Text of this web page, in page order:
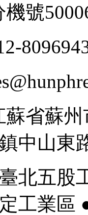
機號
省蘇
東路
北五股
區 ●